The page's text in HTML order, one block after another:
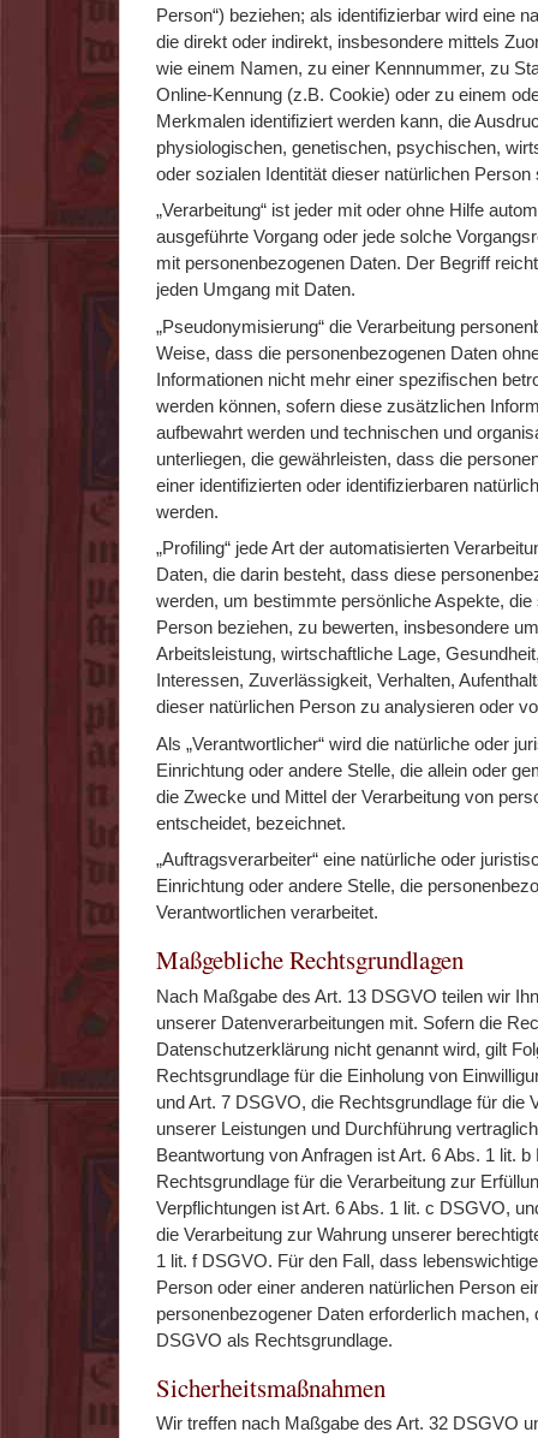
Person“) beziehen; als identifizierbar wird eine
die direkt oder indirekt, insbesondere mittels
wie einem Namen, zu einer Kennnummer, zu
Online-Kennung (z.B. Cookie) oder zu einem
Merkmalen identifiziert werden kann, die
physiologischen, genetischen, psychischen,
oder sozialen Identität dieser natürlichen Person
„Verarbeitung“ ist jeder mit oder ohne Hilfe
ausgeführte Vorgang oder jede solche
mit personenbezogenen Daten. Der Begriff
jeden Umgang mit Daten.
„Pseudonymisierung“ die Verarbeitung
Weise, dass die personenbezogenen Daten
Informationen nicht mehr einer spezifischen
werden können, sofern diese zusätzlichen
aufbewahrt werden und technischen und
unterliegen, die gewährleisten, dass die
einer identifizierten oder identifizierbaren
werden.
„Profiling“ jede Art der automatisierten
Daten, die darin besteht, dass diese
werden, um bestimmte persönliche Aspekte,
Person beziehen, zu bewerten, insbesondere
Arbeitsleistung, wirtschaftliche Lage,
Interessen, Zuverlässigkeit, Verhalten,
dieser natürlichen Person zu analysieren oder
Als „Verantwortlicher“ wird die natürliche oder
Einrichtung oder andere Stelle, die allein oder
die Zwecke und Mittel der Verarbeitung von
entscheidet, bezeichnet.
„Auftragsverarbeiter“ eine natürliche oder
Einrichtung oder andere Stelle, die
Verantwortlichen verarbeitet.
Maßgebliche Rechtsgrundlagen
Nach Maßgabe des Art. 13 DSGVO teilen wir
unserer Datenverarbeitungen mit. Sofern die
Datenschutzerklärung nicht genannt wird, gilt
Rechtsgrundlage für die Einholung von
und Art. 7 DSGVO, die Rechtsgrundlage für die
unserer Leistungen und Durchführung
Beantwortung von Anfragen ist Art. 6 Abs. 1 lit.
Rechtsgrundlage für die Verarbeitung zur
Verpflichtungen ist Art. 6 Abs. 1 lit. c DSGVO,
die Verarbeitung zur Wahrung unserer
1 lit. f DSGVO. Für den Fall, dass
Person oder einer anderen natürlichen Person
personenbezogener Daten erforderlich machen,
DSGVO als Rechtsgrundlage.
Sicherheitsmaßnahmen
Wir treffen nach Maßgabe des Art. 32 DSGVO